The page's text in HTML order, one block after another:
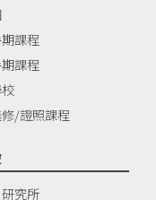
課程
課程
/證照課程
究所